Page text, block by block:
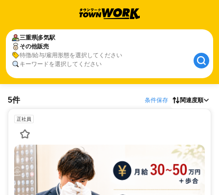
三重県多気駅
その他販売
特徴/給与/雇用形態を選択してください
キーワードを選択してください
5件 条件保存 関連度順
正社員